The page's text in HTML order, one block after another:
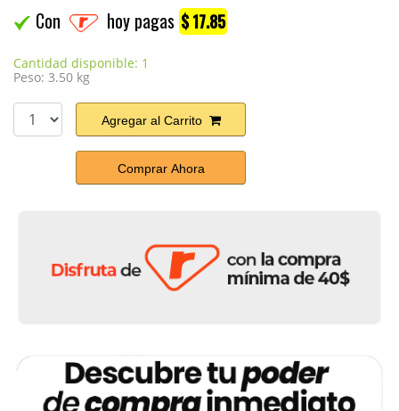
Con hoy pagas $ 17.85
Cantidad disponible: 1
Peso: 3.50 kg
Agregar al Carrito
Comprar Ahora